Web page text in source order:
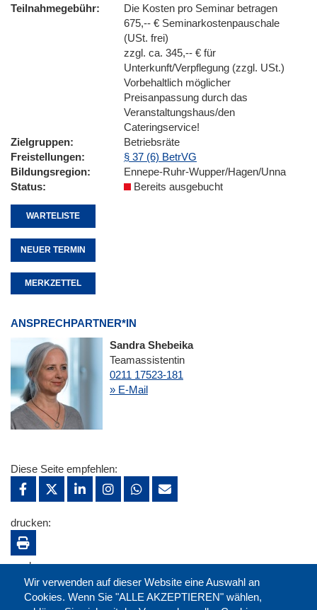
Teilnahmegebühr
Die Kosten pro Seminar betragen
675,-- € Seminarkostenpauschale
(USt. frei)
zzgl. ca. 345,-- € für
Unterkunft/Verpflegung (zzgl. USt.)
Vorbehaltlich möglicher
Preisanpassung durch das
Veranstaltungshaus/den
Cateringservice!
Zielgruppen
Betriebsräte
Freistellungen
§ 37 (6) BetrVG
Bildungsregion
Ennepe-Ruhr-Wupper/Hagen/Unna
Status
Bereits ausgebucht
WARTELISTE
NEUER TERMIN
MERKZETTEL
ANSPRECHPARTNER*IN
Sandra Shebeika
Teamassistentin
0211 17523-181
» E-Mail
Wir verwenden auf dieser Website eine Auswahl an
Cookies. Wenn Sie "ALLE AKZEPTIEREN" wählen,
Diese Seite empfehlen:
drucken:
merken: